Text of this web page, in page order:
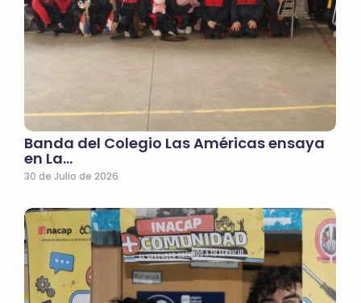
Banda del Colegio Las Américas ensaya
en La…
30 de Julio de 2026